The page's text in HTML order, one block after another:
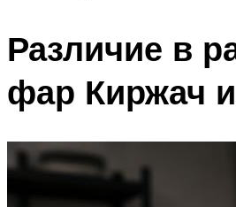
Различие в
фар Киржач